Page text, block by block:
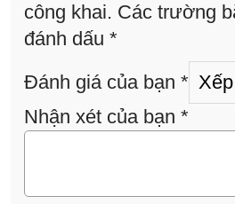
công khai. Các trường
đánh dấu *
Đánh giá của bạn *
Nhận xét của bạn *